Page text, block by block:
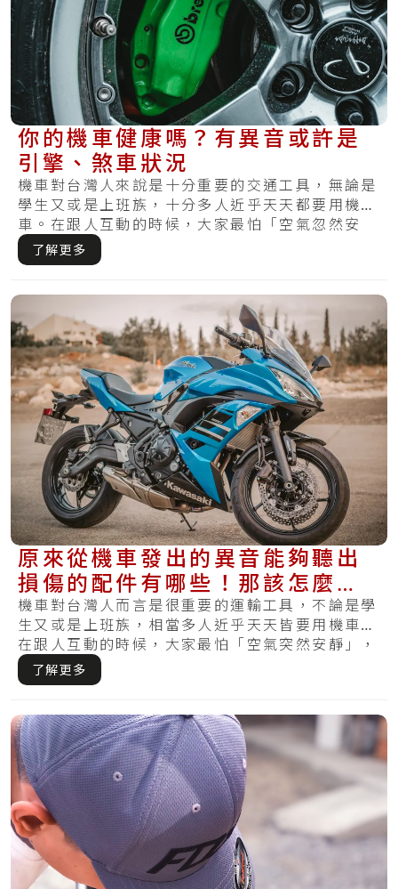
你的機車健康嗎？有異音或許是
引擎、煞車狀況
機車對台灣人來說是十分重要的交通工具，無論是
學生又或是上班族，十分多人近乎天天都要用機
車。在跟人互動的時候，大家最怕「空氣忽然安
靜」，不.....
了解更多
原來從機車發出的異音能夠聽出
損傷的配件有哪些！那該怎麼維
修讓它不會又出聲呢？
機車對台灣人而言是很重要的運輸工具，不論是學
生又或是上班族，相當多人近乎天天皆要用機車。
在跟人互動的時候，大家最怕「空氣突然安靜」，
不過.....
了解更多